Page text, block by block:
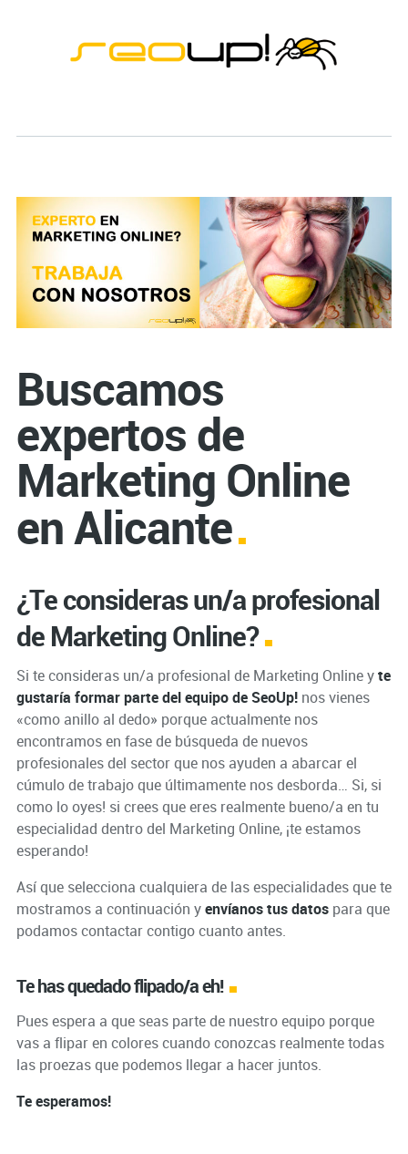
Buscamos
expertos de
Marketing Online
en Alicante
¿Te consideras un/a profesional
de Marketing Online?
Si te consideras un/a profesional de Marketing Online yte
gustaría formar parte del equipo de SeoUp!nos vienes
«como anillo al dedo» porque actualmente nos
encontramos en fase de búsqueda de nuevos
profesionales del sector que nos ayuden a abarcar el
cúmulo de trabajo que últimamente nos desborda… Si, si
como lo oyes! si crees que eres realmente bueno/a en tu
especialidad dentro del Marketing Online, ¡te estamos
esperando!
Así que selecciona cualquiera de las especialidades que te
mostramos a continuación yenvíanos tus datospara que
podamos contactar contigo cuanto antes.
Te has quedado flipado/a eh!
Pues espera a que seas parte de nuestro equipo porque
vas a flipar en colores cuando conozcas realmente todas
las proezas que podemos llegar a hacer juntos.
Te esperamos!